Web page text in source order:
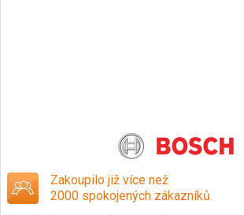
Zakoupilo již více než
2000 spokojených zákazníků